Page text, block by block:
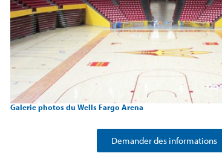
Galerie photos du Wells Fargo Arena
Demander des informations